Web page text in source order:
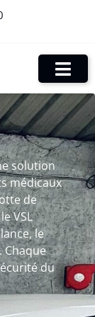
solution
médicaux
de
VSL
le
Chaque
du